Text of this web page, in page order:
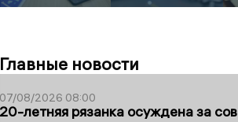
Главные новости
07/08/2026 08:00
20-летняя рязанка осуждена за